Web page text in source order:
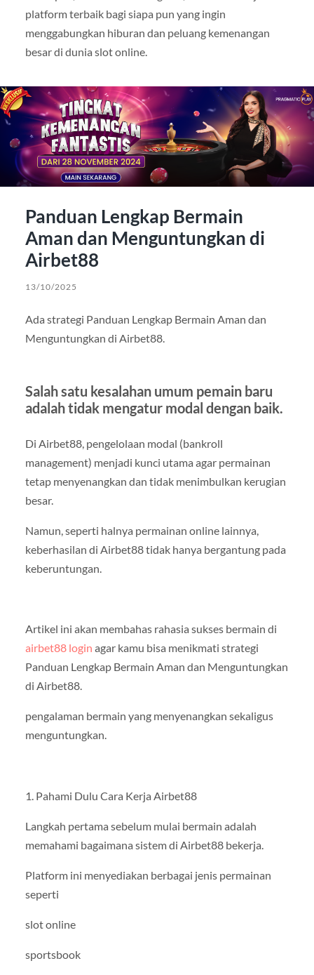
platform terbaik bagi siapa pun yang ingin
menggabungkan hiburan dan peluang kemenangan
besar di dunia slot online.
Panduan Lengkap Bermain
Aman dan Menguntungkan di
Airbet88
13/10/2025
Ada strategi Panduan Lengkap Bermain Aman dan
Menguntungkan di Airbet88.
Salah satu kesalahan umum pemain baru
adalah tidak mengatur modal dengan baik.
Di Airbet88, pengelolaan modal (bankroll
management) menjadi kunci utama agar permainan
tetap menyenangkan dan tidak menimbulkan kerugian
besar.
Namun, seperti halnya permainan online lainnya,
keberhasilan di Airbet88 tidak hanya bergantung pada
keberuntungan.
Artikel ini akan membahas rahasia sukses bermain di
airbet88 login agar kamu bisa menikmati strategi
Panduan Lengkap Bermain Aman dan Menguntungkan
di Airbet88.
pengalaman bermain yang menyenangkan sekaligus
menguntungkan.
1. Pahami Dulu Cara Kerja Airbet88
Langkah pertama sebelum mulai bermain adalah
memahami bagaimana sistem di Airbet88 bekerja.
Platform ini menyediakan berbagai jenis permainan
seperti
slot online
sportsbook